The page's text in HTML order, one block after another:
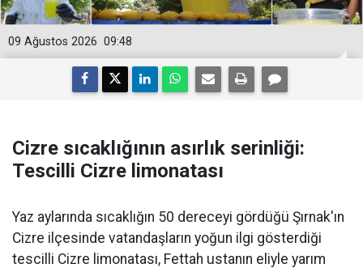
09:48
09 Ağustos 2026
Cizre sıcaklığının asırlık serinliği:
Tescilli Cizre limonatası
Yaz aylarında sıcaklığın 50 dereceyi gördüğü Şırnak'ın
Cizre ilçesinde vatandaşların yoğun ilgi gösterdiği
tescilli Cizre limonatası, Fettah ustanın eliyle yarım